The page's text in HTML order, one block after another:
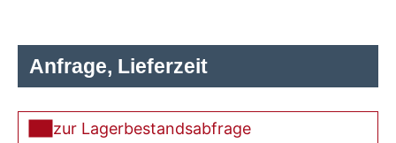
Anfrage, Lieferzeit
zur Lagerbestandsabfrage